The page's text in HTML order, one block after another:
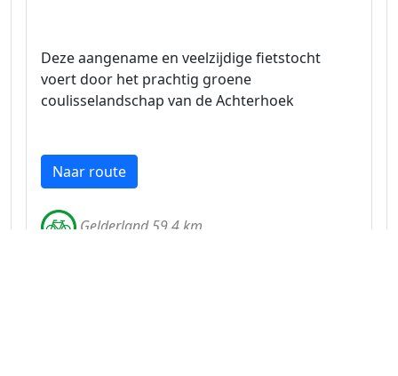
Deze aangename en veelzijdige fietstocht
voert door het prachtig groene
coulisselandschap van de Achterhoek
Naar route
Gelderland 59.4 km